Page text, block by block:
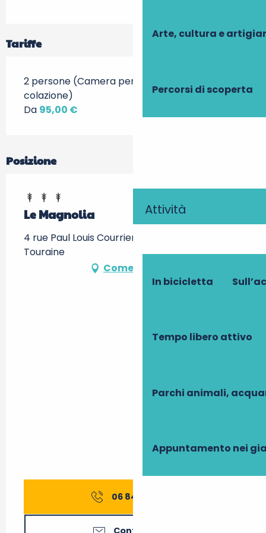
Arte, cultura e
Percorsi di scoperta
Attività
In bicicletta
Tempo libero attivo
Parchi animali,
Appuntamento nei
Tariffe
2 persone (Camera per ospiti e piccola
colazione)
Da 95,00 €
Posizione
Le Magnolia
4 rue Paul Louis Courrier, 37150 La Croix-en-
Touraine
Come arrivare
06 84 58 18
Contattateci